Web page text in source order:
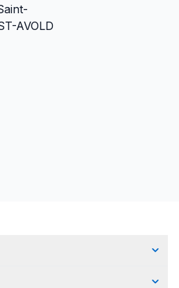
AVOLD